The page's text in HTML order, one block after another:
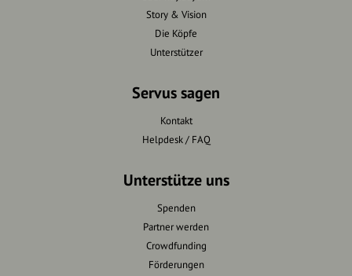
Story & Vision
Die Köpfe
Unterstützer
Servus sagen
Kontakt
Helpdesk / FAQ
Unterstütze uns
Spenden
Partner werden
Crowdfunding
Förderungen